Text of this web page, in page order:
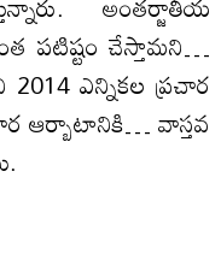
పటిష్టం చేస్తామని…
2014 ఎన్నికల ప్రచార
ఆర్బాటానికి… వాస్తవ